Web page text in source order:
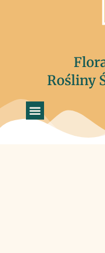
Rośliny